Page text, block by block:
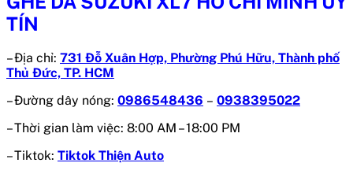
TÍN
– Địa chỉ: 731 Đỗ Xuân Hợp, Phường Phú Hữu, Thành phố
Thủ Đức, TP. HCM
– Đường dây nóng: 0986548436 – 0938395022
– Thời gian làm việc: 8:00 AM – 18:00 PM
– Tiktok: Tiktok Thiện Auto